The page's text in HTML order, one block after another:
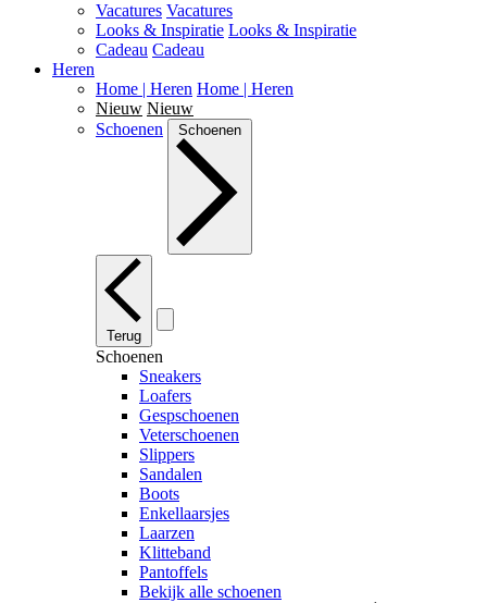
Vacatures Vacatures
Looks & Inspiratie Looks & Inspiratie
Cadeau Cadeau
Heren
Home | Heren Home | Heren
Nieuw Nieuw
Schoenen
Schoenen
Terug
Schoenen
Sneakers
Loafers
Gespschoenen
Veterschoenen
Slippers
Sandalen
Boots
Enkellaarsjes
Laarzen
Klitteband
Pantoffels
Bekijk alle schoenen